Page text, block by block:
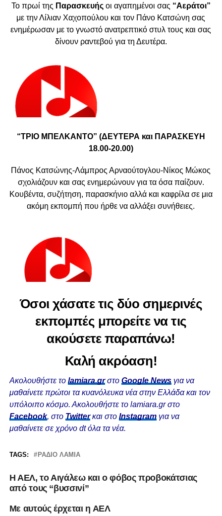
Το πρωί της Παρασκευήςοι αγαπημένοι σας “Αεράτοι”
με την Λίλιαν Χαχοπούλου και τον Πάνο Κατσώνη σας
ενημέρωσαν με το γνωστό ανατρεπτικό στυλ τους και σας
δίνουν ραντεβού για τη Δευτέρα.
“ΤΡΙΟ ΜΠΕΛΚΑΝΤΟ” (ΔΕΥΤΕΡΑ και ΠΑΡΑΣΚΕΥΗ
18.00-20.00)
Πάνος Κατσώνης-Λάμπρος Αρναούτογλου-Νίκος Μώκος
σχολιάζουν και σας ενημερώνουν για τα όσα παίζουν.
Κουβέντα, συζήτηση, παρασκήνιο αλλά και καφρίλα σε μια
ακόμη εκπομπή που ήρθε να αλλάξει συνήθειες.
Όσοι χάσατε τις δύο σημερινές
εκπομπές μπορείτε να τις
ακούσετε παραπάνω!
Καλή ακρόαση!
Ακολουθήστε το lamiara.grστο Google Newsγια να
μαθαίνετε πρώτοι τα κυανόλευκα νέα στην Ελλάδα και τον
υπόλοιπο κόσμο. Ακολουθήστε το lamiara.gr στο
Facebook, στο Twitterκαι στο Instagram για να
μαθαίνετε σε χρόνο dt όλα τα νέα.
TAGS: ΡΆΔΙΟ ΛΑΜΊΑ
Η ΑΕΛ, το Αιγάλεω και ο φόβος προβοκάτσιας
από τους “βυσσινί”
Mε αυτούς έρχεται η ΑΕΛ